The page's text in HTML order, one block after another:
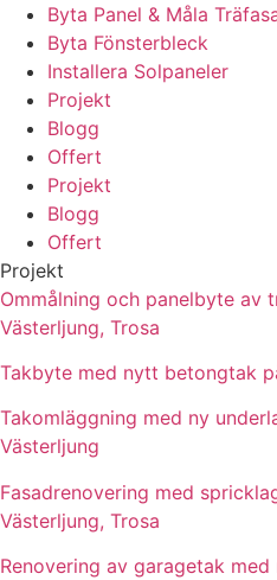
Byta Panel & Måla
Byta Fönsterbleck
Installera Solpaneler
Projekt
Blogg
Offert
Projekt
Blogg
Offert
Projekt
Ommålning och panelbyte av
Västerljung, Trosa
Takbyte med nytt betongtak
Takomläggning med ny
Västerljung
Fasadrenovering med
Västerljung, Trosa
Renovering av garagetak